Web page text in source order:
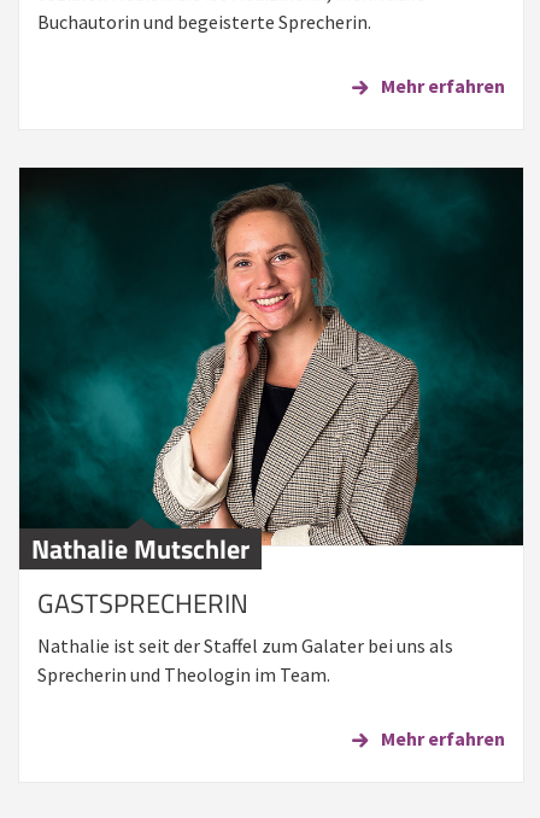
Buchautorin und begeisterte Sprecherin.
Mehr erfahren
Nathalie Mutschler
GASTSPRECHERIN
Nathalie ist seit der Staffel zum Galater bei uns als
Sprecherin und Theologin im Team.
Mehr erfahren